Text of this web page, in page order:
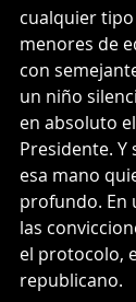
cualquier
menores de
con
un niño
en absoluto
Presidente. Y
esa mano
profundo. En
las
el protocolo,
republicano.